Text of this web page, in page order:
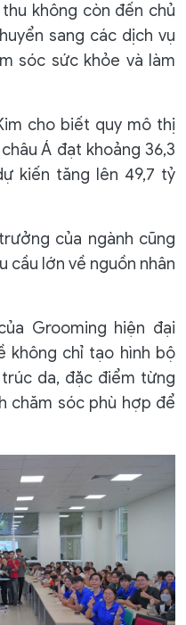
không còn đến chủ
sang các dịch vụ
sóc sức khỏe và làm
cho biết quy mô thị
Á đạt khoảng 36,3
kiến tăng lên 49,7 tỷ
của ngành cũng
cầu lớn về nguồn nhân
Grooming hiện đại
không chỉ tạo hình bộ
da, đặc điểm từng
chăm sóc phù hợp để